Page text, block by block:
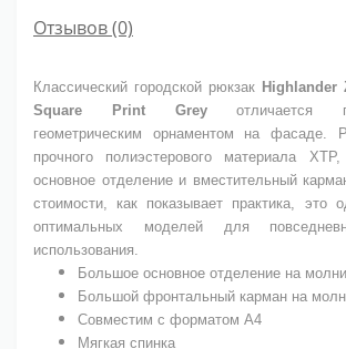
Отзывов (0)
Классический городской рюкзак Highlander
Square Print Greyотличается
геометрическим орнаментом на фасаде.
прочного полиэстерового материала
основное отделение и вместительный
стоимости, как показывает практика, это
оптимальных моделей для
использования.
Большое основное отделение на
Большой фронтальный карман на
Совместим с форматом A4
Мягкая спинка